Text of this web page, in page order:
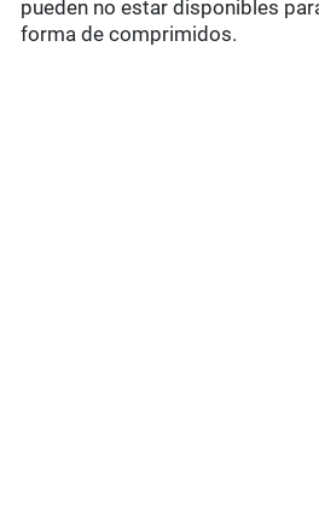
pueden no estar disponibles
forma de comprimidos.